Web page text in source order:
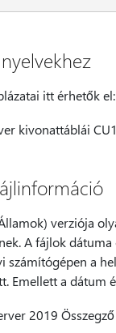
itt érhetők el:
kivonattáblái
verziója
A fájlok
számítógépen a
Emellett a dátum
2019